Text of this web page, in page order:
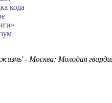
кода
- Москва: Молодая